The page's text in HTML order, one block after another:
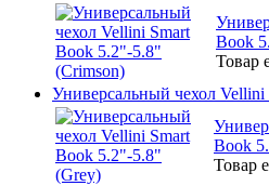
Book
Товар
Универсальный чехол
Book
Товар